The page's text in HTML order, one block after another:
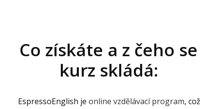
Co získáte a z čeho se
kurz skládá:
EspressoEnglish je online vzdělávací program, což